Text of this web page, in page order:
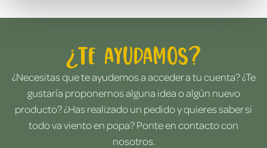
¿Te ayudamos?
¿Necesitas que te ayudemos a acceder a tu cuenta? ¿Te
gustaría proponernos alguna idea o algún nuevo
producto? ¿Has realizado un pedido y quieres saber si
todo va viento en popa? Ponte en contacto con
nosotros.